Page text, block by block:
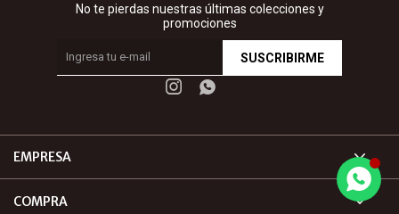
EMPRESA
COMPRA
No te pierdas nuestras últimas colecciones y
promociones
SUSCRIBIRME
 